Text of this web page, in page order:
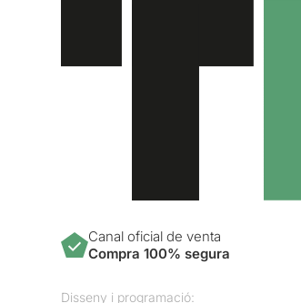
Canal oficial de venta
Compra 100% segura
Disseny i programació: